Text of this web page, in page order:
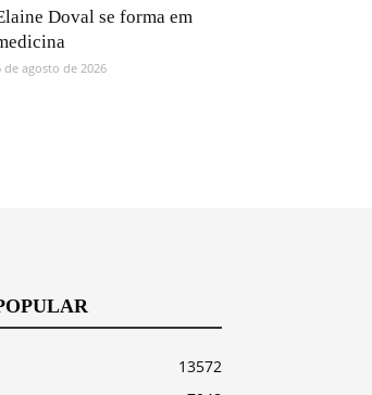
Doval se forma em
de agosto de 2026
13572